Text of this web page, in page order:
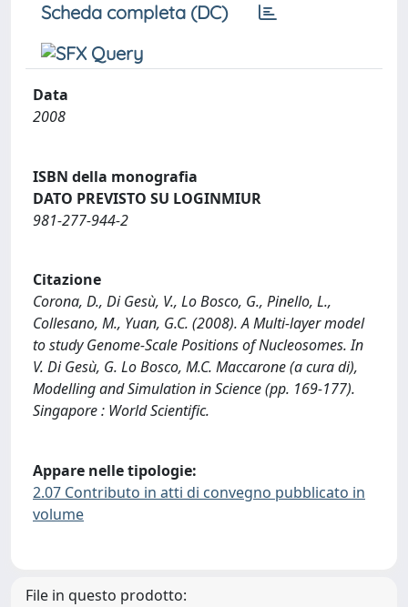
Scheda completa (DC)
Data
2008
ISBN della monografia
DATO PREVISTO SU LOGINMIUR
981-277-944-2
Citazione
Corona, D., Di Gesù, V., Lo Bosco, G., Pinello, L.,
Collesano, M., Yuan, G.C. (2008). A Multi-layer model
to study Genome-Scale Positions of Nucleosomes. In
V. Di Gesù, G. Lo Bosco, M.C. Maccarone (a cura di),
Modelling and Simulation in Science (pp. 169-177).
Singapore : World Scientific.
Appare nelle tipologie:
2.07 Contributo in atti di convegno pubblicato in
volume
File in questo prodotto: